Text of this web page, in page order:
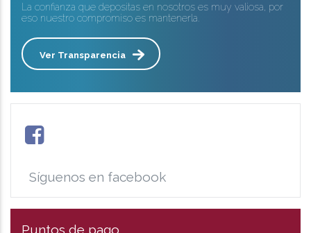
La confianza que depositas en nosotros es muy valiosa, por
eso nuestro compromiso es mantenerla.
Ver Transparencia
Síguenos en facebook
Puntos de pago